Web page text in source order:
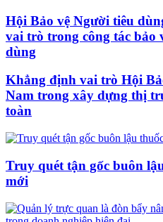
Hội Bảo vệ Người tiêu
vai trò trong công tác bảo
dùng
Khẳng định vai trò Hội
Nam trong xây dựng thị
toàn
Truy quét tận gốc buôn
mới